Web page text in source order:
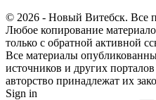
© 2026 - Новый Витебск. Все
Любое копирование
только с обратной активной
Все материалы
источников и других
авторство принадлежат их
Sign in